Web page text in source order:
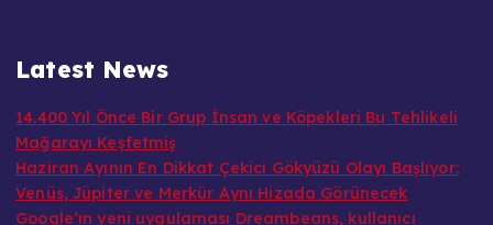
Latest News
14.400 Yıl Önce Bir Grup İnsan ve Köpekleri Bu Tehlikeli
Mağarayı Keşfetmiş
Haziran Ayının En Dikkat Çekici Gökyüzü Olayı Başlıyor:
Venüs, Jüpiter ve Merkür Aynı Hizada Görünecek
Google’ın yeni uygulaması Dreambeans, kullanıcı